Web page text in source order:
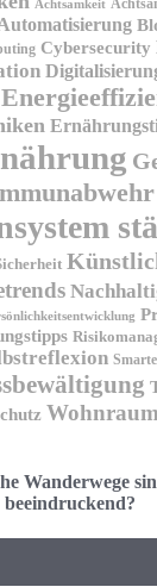
Achtsamkeit
Cybersecurity
Wanderwege
beeindruckend?